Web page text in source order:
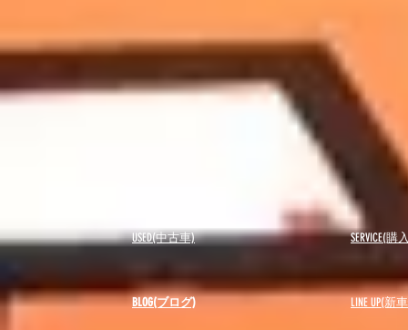
USED(中古車)
BLOG(ブログ)
SERVICE(
LINE UP(新